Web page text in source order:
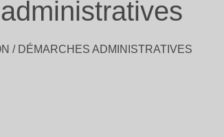
/ DÉMARCHES ADMINISTRATIVES